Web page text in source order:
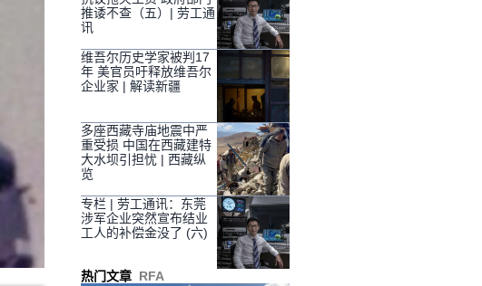
推诿不查（五）| 劳工通
讯
维吾尔历史学家被判17
年 美官员吁释放维吾尔
企业家 | 解读新疆
多座西藏寺庙地震中严
重受损 中国在西藏建特
大水坝引担忧 | 西藏纵
览
专栏 | 劳工通讯：东莞
涉军企业突然宣布结业
工人的补偿金没了 (六)
热门文章 RFA